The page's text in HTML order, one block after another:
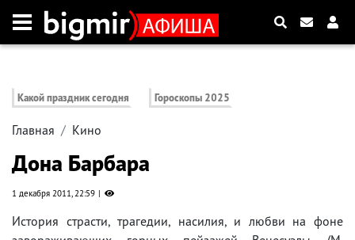
Какой праздник сегодня Гороскопы 2025
Главная Кино
Дона Барбара
1 декабря 2011, 22:59
История страсти, трагедии, насилия, и любви на фоне